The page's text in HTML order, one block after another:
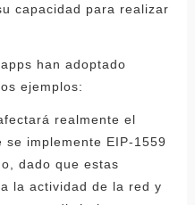
capacidad para realizar
han adoptado
ejemplos:
realmente el
implemente EIP-1559
dado que estas
la actividad de la red y